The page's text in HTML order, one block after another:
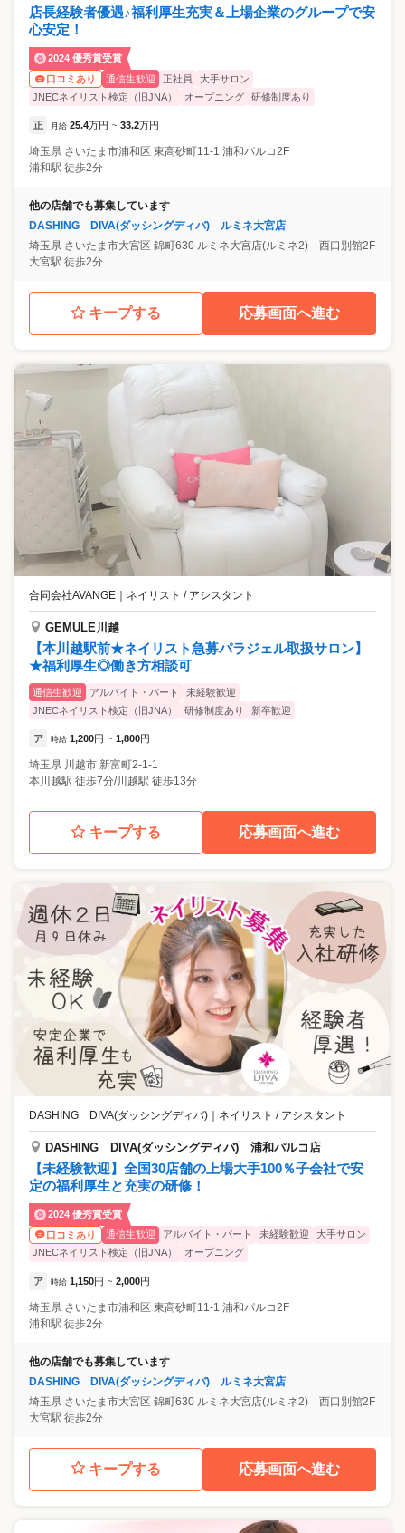
店長経験者優遇♪福利厚生充実＆上場企業のグループで安
心安定！
2024 優秀賞受賞
口コミあり
通信生歓迎 正社員
大手サロン
JNECネイリスト検定（旧JNA）
オープニング 研修制度あり
正 月給 25.4万円 ~ 33.2万円
埼玉県 さいたま市浦和区 東高砂町11-1 浦和パルコ2F
浦和駅 徒歩2分
他の店舗でも募集しています
DASHING DIVA(ダッシングディバ) ルミネ大宮店
埼玉県 さいたま市大宮区 錦町630 ルミネ大宮店(ルミネ2) 西口別館2F
大宮駅 徒歩2分
キープする 応募画面へ進む
合同会社AVANGE ネイリスト / アシスタント
GEMULE川越
【本川越駅前★ネイリスト急募パラジェル取扱サロン】
★福利厚生◎働き方相談可
通信生歓迎 アルバイト・パート
未経験歓迎
JNECネイリスト検定（旧JNA）
研修制度あり 新卒歓迎
ア 時給 1,200円 ~ 1,800円
埼玉県 川越市 新富町2-1-1
本川越駅 徒歩7分/川越駅 徒歩13分
キープする 応募画面へ進む
DASHING DIVA(ダッシングディバ) ｜ ネイリスト / アシスタント
DASHING DIVA(ダッシングディバ) 浦和パルコ店
【未経験歓迎】全国30店舗の上場大手100％子会社で安
定の福利厚生と充実の研修！
2024 優秀賞受賞
口コミあり
通信生歓迎 アルバイト・パート 未経験歓迎
大手サロン
JNECネイリスト検定（旧JNA）
オープニング
ア 時給 1,150円 ~ 2,000円
埼玉県 さいたま市浦和区 東高砂町11-1 浦和パルコ2F
浦和駅 徒歩2分
他の店舗でも募集しています
DASHING DIVA(ダッシングディバ) ルミネ大宮店
埼玉県 さいたま市大宮区 錦町630 ルミネ大宮店(ルミネ2) 西口別館2F
大宮駅 徒歩2分
キープする 応募画面へ進む